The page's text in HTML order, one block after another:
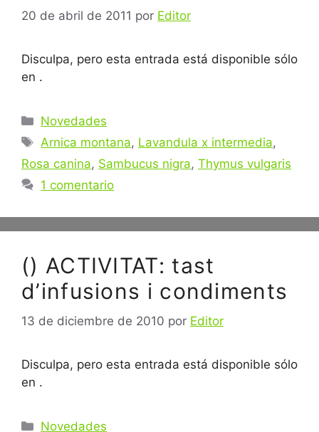
20 de abril de 2011 por Editor
Disculpa, pero esta entrada está disponible sólo
en .
Categorías
Novedades
Etiquetas
Arnica montana, Lavandula x intermedia,
Rosa canina, Sambucus nigra, Thymus vulgaris
1 comentario
() ACTIVITAT: tast
d’infusions i condiments
13 de diciembre de 2010 por Editor
Disculpa, pero esta entrada está disponible sólo
en .
Categorías
Novedades